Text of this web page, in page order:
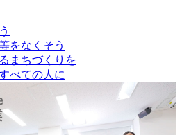
をなくそう
まちづくりを
べての人に